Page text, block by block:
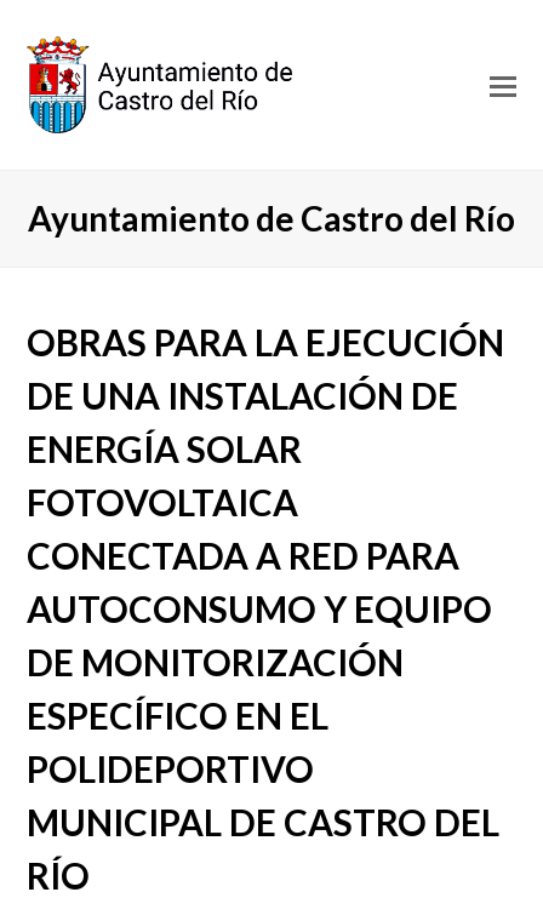
Ayuntamiento de Castro del Río
OBRAS PARA LA EJECUCIÓN
DE UNA INSTALACIÓN DE
ENERGÍA SOLAR
FOTOVOLTAICA
CONECTADA A RED PARA
AUTOCONSUMO Y EQUIPO
DE MONITORIZACIÓN
ESPECÍFICO EN EL
POLIDEPORTIVO
MUNICIPAL DE CASTRO DEL
RÍO